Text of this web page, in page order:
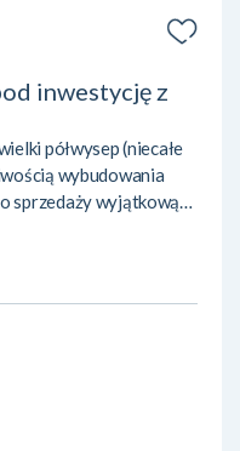
inwestycję z
półwysep (niecałe
wybudowania
sprzedaży wyjątkową
z niemal 400-
– najdłuższego
planem
gminy Zalewo.
oraz w części